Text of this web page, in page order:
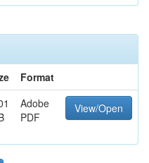
Format
Adobe
PDF
View/Open